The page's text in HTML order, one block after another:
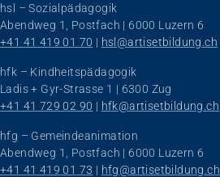
hsl – Sozialpädagogik
Abendweg 1, Postfach | 6000 Luzern 6
+41 41 419 01 70 | hsl@artisetbildung.ch
hfk – Kindheitspädagogik
Ladis + Gyr-Strasse 1 | 6300 Zug
+41 41 729 02 90 | hfk@artisetbildung.ch
hfg – Gemeindeanimation
Abendweg 1, Postfach | 6000 Luzern 6
+41 41 419 01 73 | hfg@artisetbildung.ch